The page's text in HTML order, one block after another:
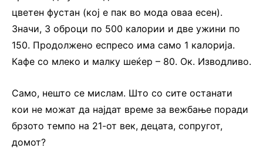
цветен фустан (кој е пак во мода оваа есен).
Значи, 3 оброци по 500 калории и две ужини по
150. Продолжено еспресо има само 1 калорија.
Кафе со млеко и малку шеќер – 80. Ок. Изводливо.
Само, нешто се мислам. Што со сите останати
кои не можат да најдат време за вежбање поради
брзото темпо на 21-от век, децата, сопругот,
домот?